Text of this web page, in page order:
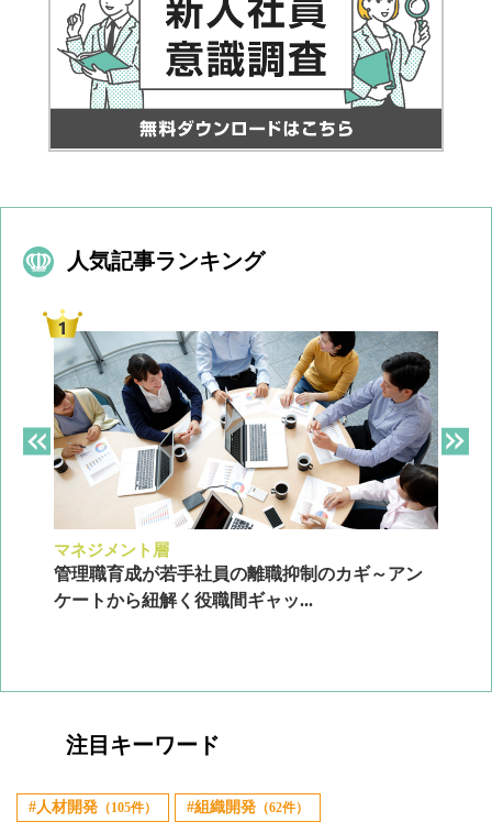
人気記事ランキング
マネジメント層
管理職育成が若手社員の離職抑制のカギ～アン
ケートから紐解く役職間ギャッ...
注目キーワード
人材開発 （105件） 組織開発 （62件）